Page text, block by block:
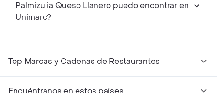
Palmizulia Queso Llanero puedo encontrar en
Unimarc?
Top Marcas y Cadenas de Restaurantes
Encuéntranos en estos países